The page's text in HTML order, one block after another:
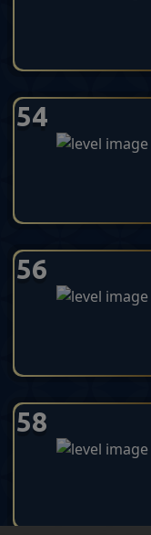
54
56
58